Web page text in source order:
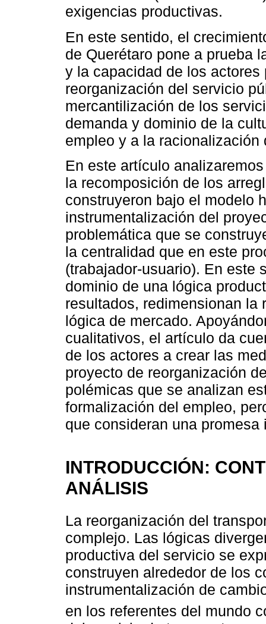
exigencias productivas.
En este sentido, el
de Querétaro pone a prueba
y la capacidad de los
reorganización del servicio
mercantilización de los
demanda y dominio de la
empleo y a la
En este artículo
la recomposición de los
construyeron bajo el modelo
instrumentalización del
problemática que se
la centralidad que en este
(trabajador-usuario). En este
dominio de una lógica
resultados, redimensionan la
lógica de mercado.
cualitativos, el artículo da
de los actores a crear las
proyecto de reorganización
polémicas que se analizan
formalización del empleo,
que consideran una promesa
INTRODUCCIÓN:
ANÁLISIS
La reorganización del
complejo. Las lógicas
productiva del servicio se
construyen alrededor de los
instrumentalización de
en los referentes del mundo